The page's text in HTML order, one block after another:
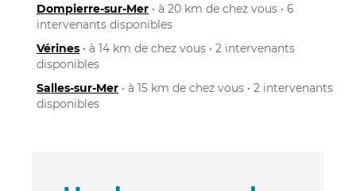
Dompierre-sur-Mer • à 20 km de chez vous • 6
intervenants disponibles
Vérines • à 14 km de chez vous • 2 intervenants
disponibles
Salles-sur-Mer • à 15 km de chez vous • 2 intervenants
disponibles